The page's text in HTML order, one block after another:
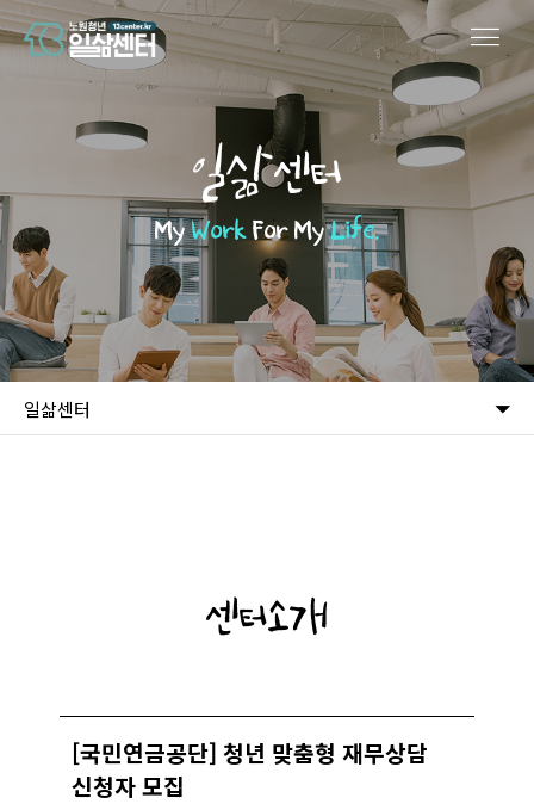
일삶센터
MyWorkFor MyLife.
일삶센터
센터소개
[국민연금공단] 청년 맞춤형 재무상담
신청자 모집